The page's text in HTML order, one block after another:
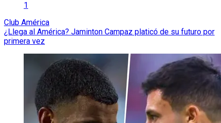
1
Club América
¿Llega al América? Jaminton Campaz platicó de su futuro por
primera vez